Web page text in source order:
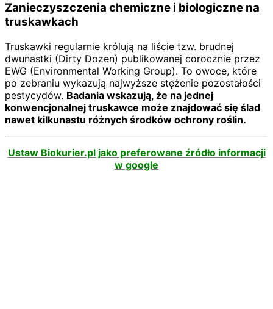
Zanieczyszczenia chemiczne i biologiczne na
truskawkach
Truskawki regularnie królują na liście tzw. brudnej
dwunastki (Dirty Dozen) publikowanej corocznie przez
EWG (Environmental Working Group). To owoce, które
po zebraniu wykazują najwyższe stężenie pozostałości
pestycydów. Badania wskazują, że na jednej
konwencjonalnej truskawce może znajdować się ślad
nawet kilkunastu różnych środków ochrony roślin.
Ustaw Biokurier.pl jako preferowane źródło informacji
w google